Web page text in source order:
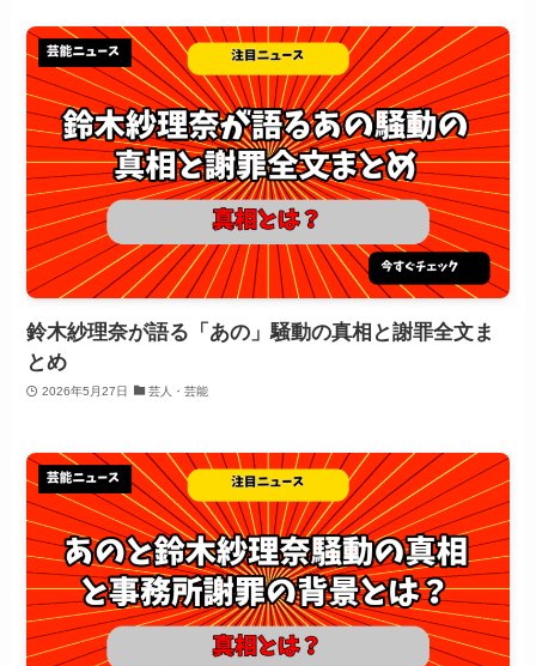
鈴木紗理奈が語る「あの」騒動の真相と謝罪全文ま
とめ
2026年5月27日 芸人・芸能